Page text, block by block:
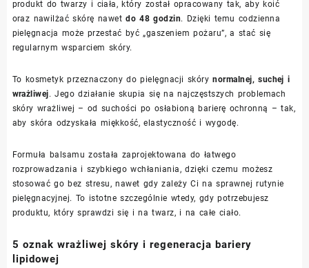
produkt do twarzy i ciała, który został opracowany tak, aby koić
oraz nawilżać skórę nawetdo 48 godzin. Dzięki temu codzienna
pielęgnacja może przestać być „gaszeniem pożaru”, a stać się
regularnym wsparciem skóry.
To kosmetyk przeznaczony do pielęgnacji skórynormalnej, suchej i
wrażliwej. Jego działanie skupia się na najczęstszych problemach
skóry wrażliwej – od suchości po osłabioną barierę ochronną – tak,
aby skóra odzyskała miękkość, elastyczność i wygodę.
Formuła balsamu została zaprojektowana do łatwego
rozprowadzania i szybkiego wchłaniania, dzięki czemu możesz
stosować go bez stresu, nawet gdy zależy Ci na sprawnej rutynie
pielęgnacyjnej. To istotne szczególnie wtedy, gdy potrzebujesz
produktu, który sprawdzi się i na twarz, i na całe ciało.
5 oznak wrażliwej skóry i regeneracja bariery
lipidowej